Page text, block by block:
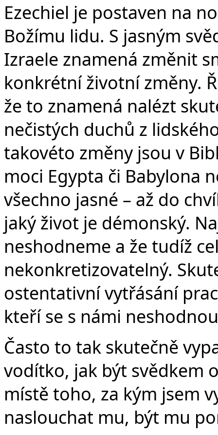
Ezechiel je postaven na
Božímu lidu. S jasným
Izraele znamená změnit
konkrétní životní změny.
že to znamená nalézt
nečistých duchů z
takovéto změny jsou v
moci Egypta či Babylona
všechno jasné – až do
jaký život je démonský.
neshodneme a že tudíž
nekonkretizovatelný.
ostentativní vytřásání
kteří se s námi
Často to tak skutečně
vodítko, jak být svědkem
místě toho, za kým jsem
naslouchat mu, být mu